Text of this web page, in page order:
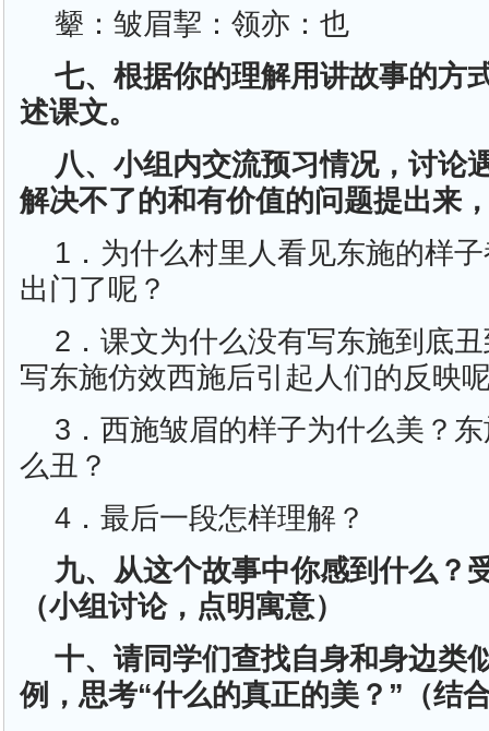
颦：皱眉挈：领亦：也
七、根据你的理解用讲故事的方
述课文。
八、小组内交流预习情况，讨论
解决不了的和有价值的问题提出来
1．为什么村里人看见东施的样
出门了呢？
2．课文为什么没有写东施到底
写东施仿效西施后引起人们的反映
3．西施皱眉的样子为什么美？
么丑？
4．最后一段怎样理解？
九、从这个故事中你感到什么？
（小组讨论，点明寓意）
十、请同学们查找自身和身边类
例，思考“什么的真正的美？”（结